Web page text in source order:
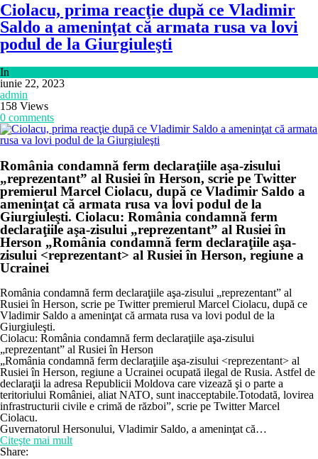
Ciolacu, prima reacţie după ce Vladimir
Saldo a ameninţat că armata rusa va lovi
podul de la Giurgiuleşti
In
iunie 22, 2023
admin
158 Views
0 comments
România condamnă ferm declaraţiile aşa-zisului
„reprezentant” al Rusiei în Herson, scrie pe Twitter
premierul Marcel Ciolacu, după ce Vladimir Saldo a
ameninţat că armata rusa va lovi podul de la
Giurgiuleşti. Ciolacu: România condamnă ferm
declaraţiile aşa-zisului „reprezentant” al Rusiei în
Herson „România condamnă ferm declaraţiile aşa-
zisului <reprezentant> al Rusiei în Herson, regiune a
Ucrainei
România condamnă ferm declaraţiile aşa-zisului „reprezentant” al
Rusiei în Herson, scrie pe Twitter premierul Marcel Ciolacu, după ce
Vladimir Saldo a ameninţat că armata rusa va lovi podul de la
Giurgiuleşti.
Ciolacu: România condamnă ferm declaraţiile aşa-zisului
„reprezentant” al Rusiei în Herson
„România condamnă ferm declaraţiile aşa-zisului <reprezentant> al
Rusiei în Herson, regiune a Ucrainei ocupată ilegal de Rusia. Astfel de
declaraţii la adresa Republicii Moldova care vizează şi o parte a
teritoriului României, aliat NATO, sunt inacceptabile.Totodată, lovirea
infrastructurii civile e crimă de război”, scrie pe Twitter Marcel
Ciolacu.
Guvernatorul Hersonului, Vladimir Saldo, a ameninţat că…
Citeşte mai mult
Share: